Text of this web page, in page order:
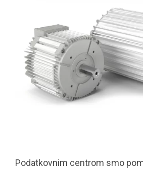
Podatkovnim centrom smo